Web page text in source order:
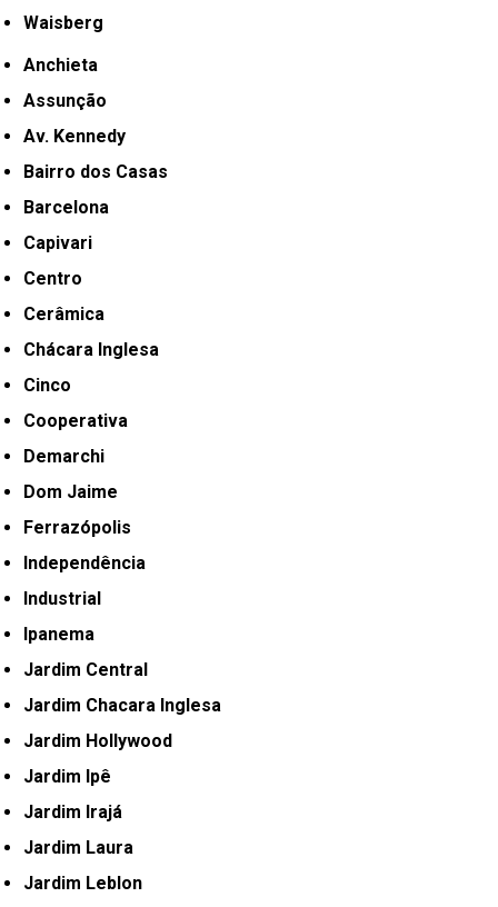
Waisberg
Anchieta
Assunção
Av. Kennedy
Bairro dos Casas
Barcelona
Capivari
Centro
Cerâmica
Chácara Inglesa
Cinco
Cooperativa
Demarchi
Dom Jaime
Ferrazópolis
Independência
Industrial
Ipanema
Jardim Central
Jardim Chacara Inglesa
Jardim Hollywood
Jardim Ipê
Jardim Irajá
Jardim Laura
Jardim Leblon